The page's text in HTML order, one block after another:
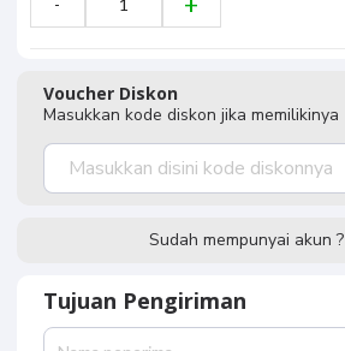
Voucher Diskon
Masukkan kode diskon jika memilikinya
Sudah mempunyai akun ?
Tujuan Pengiriman